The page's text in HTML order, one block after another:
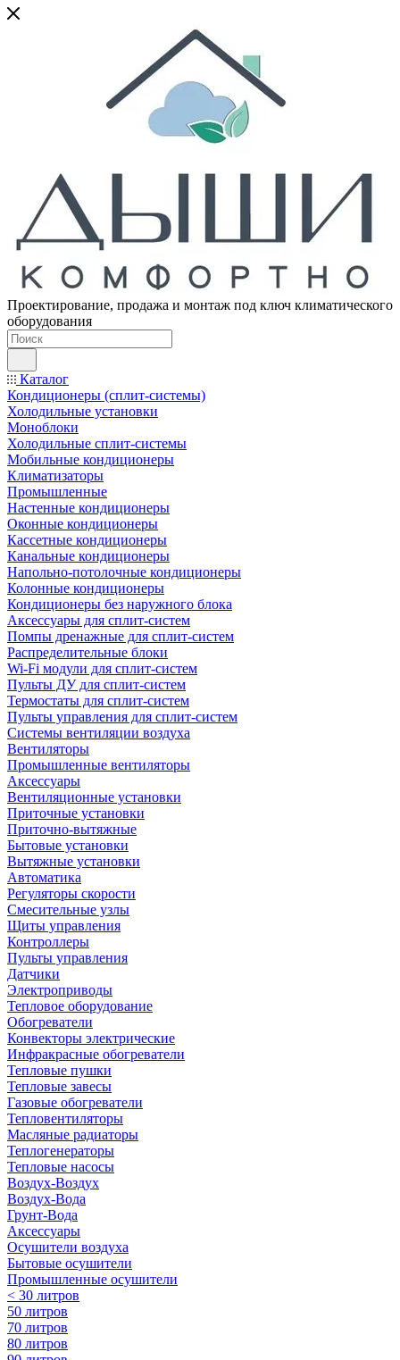
Проектирование, продажа и монтаж под ключ климатического
оборудования
Каталог
Кондиционеры (сплит-системы)
Холодильные установки
Моноблоки
Холодильные сплит-системы
Мобильные кондиционеры
Климатизаторы
Промышленные
Настенные кондиционеры
Оконные кондиционеры
Кассетные кондиционеры
Канальные кондиционеры
Напольно-потолочные кондиционеры
Колонные кондиционеры
Кондиционеры без наружного блока
Аксессуары для сплит-систем
Помпы дренажные для сплит-систем
Распределительные блоки
Wi-Fi модули для сплит-систем
Пульты ДУ для сплит-систем
Термостаты для сплит-систем
Пульты управления для сплит-систем
Системы вентиляции воздуха
Вентиляторы
Промышленные вентиляторы
Аксессуары
Вентиляционные установки
Приточные установки
Приточно-вытяжные
Бытовые установки
Вытяжные установки
Автоматика
Регуляторы скорости
Смесительные узлы
Щиты управления
Контроллеры
Пульты управления
Датчики
Электроприводы
Тепловое оборудование
Обогреватели
Конвекторы электрические
Инфракрасные обогреватели
Тепловые пушки
Тепловые завесы
Газовые обогреватели
Тепловентиляторы
Масляные радиаторы
Теплогенераторы
Тепловые насосы
Воздух-Воздух
Воздух-Вода
Грунт-Вода
Аксессуары
Осушители воздуха
Бытовые осушители
Промышленные осушители
< 30 литров
50 литров
70 литров
80 литров